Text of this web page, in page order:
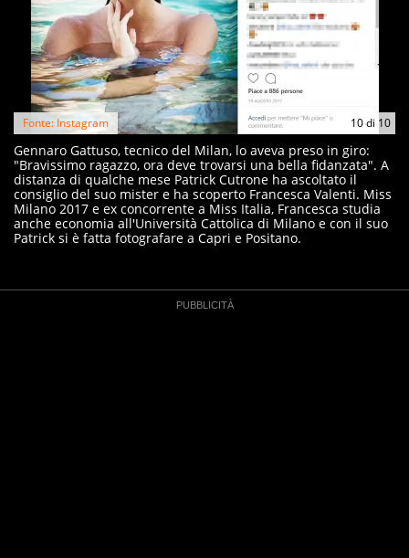
10di 10
Fonte: Instagram
Gennaro Gattuso, tecnico del Milan, lo aveva preso in giro:
"Bravissimo ragazzo, ora deve trovarsi una bella fidanzata". A
distanza di qualche mese Patrick Cutrone ha ascoltato il
consiglio del suo mister e ha scoperto Francesca Valenti. Miss
Milano 2017 e ex concorrente a Miss Italia, Francesca studia
anche economia all'Università Cattolica di Milano e con il suo
Patrick si è fatta fotografare a Capri e Positano.